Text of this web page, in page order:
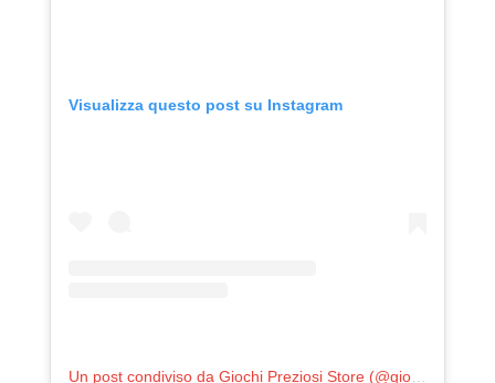
Visualizza questo post su Instagram
Un post condiviso da Giochi Preziosi Store (@giochipreziosi.store)